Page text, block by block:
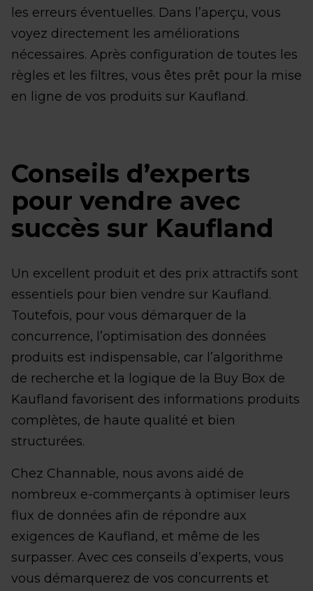
les erreurs éventuelles. Dans l’aperçu, vous
voyez directement les améliorations
nécessaires. Après configuration de toutes les
règles et les filtres, vous êtes prêt pour la mise
en ligne de vos produits sur Kaufland.
Conseils d’experts
pour vendre avec
succès sur Kaufland
Un excellent produit et des prix attractifs sont
essentiels pour bien vendre sur Kaufland.
Toutefois, pour vous démarquer de la
concurrence, l’optimisation des données
produits est indispensable, car l’algorithme
de recherche et la logique de la Buy Box de
Kaufland favorisent des informations produits
complètes, de haute qualité et bien
structurées.
Chez Channable, nous avons aidé de
nombreux e-commerçants à optimiser leurs
flux de données afin de répondre aux
exigences de Kaufland, et même de les
surpasser. Avec ces conseils d’experts, vous
vous démarquerez de vos concurrents et